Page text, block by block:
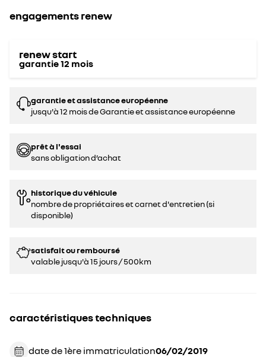
engagements renew
renew start
garantie12 mois
garantie et assistance européenne
jusqu'à 12 mois de Garantie et assistance européenne
prêt à l'essai
sans obligation d’achat
historique du véhicule
nombre de propriétaires et carnet d'entretien (si
disponible)
satisfait ou remboursé
valable jusqu'à 15 jours / 500km
caractéristiques techniques
date de 1ère immatriculation 06/02/2019